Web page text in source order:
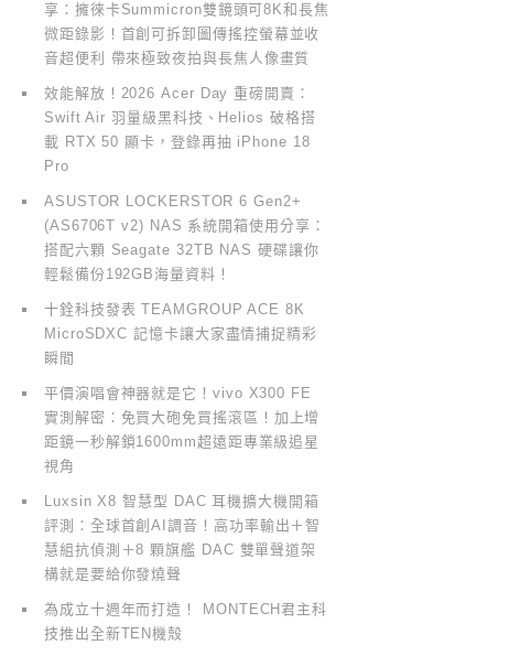
享：擁徠卡Summicron雙鏡頭可8K和長焦
微距錄影！首創可拆卸圖傳搖控螢幕並收
音超便利 帶來極致夜拍與長焦人像畫質
效能解放！2026 Acer Day 重磅開賣：
Swift Air 羽量級黑科技、Helios 破格搭
載 RTX 50 顯卡，登錄再抽 iPhone 18
Pro
ASUSTOR LOCKERSTOR 6 Gen2+
(AS6706T v2) NAS 系統開箱使用分享：
搭配六顆 Seagate 32TB NAS 硬碟讓你
輕鬆備份192GB海量資料！
十銓科技發表 TEAMGROUP ACE 8K
MicroSDXC 記憶卡讓大家盡情捕捉精彩
瞬間
平價演唱會神器就是它！vivo X300 FE
實測解密：免買大砲免買搖滾區！加上增
距鏡一秒解鎖1600mm超遠距專業級追星
視角
Luxsin X8 智慧型 DAC 耳機擴大機開箱
評測：全球首創AI調音！高功率輸出＋智
慧組抗偵測＋8 顆旗艦 DAC 雙單聲道架
構就是要給你發燒聲
為成立十週年而打造！ MONTECH君主科
技推出全新TEN機殼